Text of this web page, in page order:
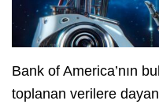
Bank of America’nın
toplanan verilere